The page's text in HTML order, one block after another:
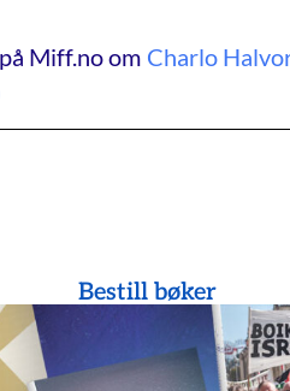
Miff.no om Charlo
Bestill bøker